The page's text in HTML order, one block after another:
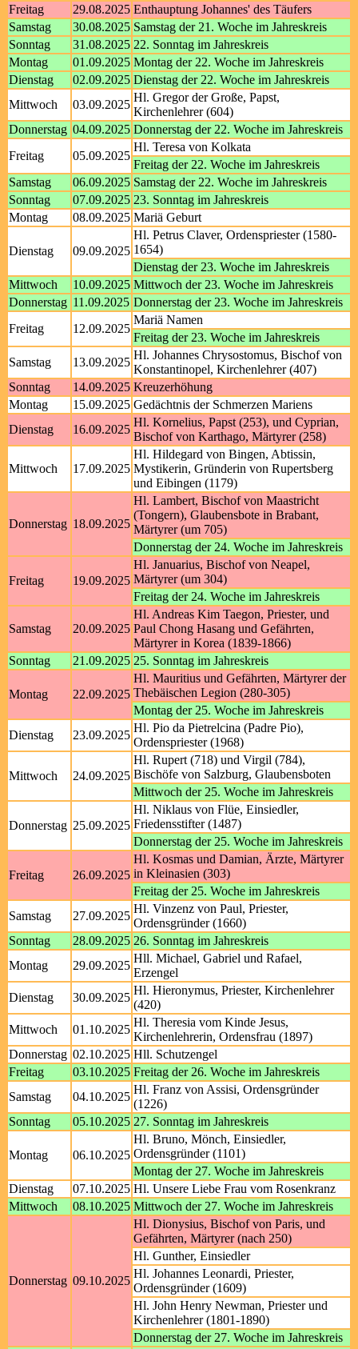
Freitag
29.08.2025 Enthauptung Johannes' des Täufers
Samstag
30.08.2025 Samstag der 21. Woche im Jahreskreis
Sonntag
31.08.2025 22. Sonntag im Jahreskreis
Montag
01.09.2025 Montag der 22. Woche im Jahreskreis
Dienstag
02.09.2025 Dienstag der 22. Woche im Jahreskreis
Mittwoch
03.09.2025
Hl. Gregor der Große, Papst,
Kirchenlehrer (604)
Donnerstag 04.09.2025 Donnerstag der 22. Woche im Jahreskreis
Freitag
05.09.2025
Hl. Teresa von Kolkata
Freitag der 22. Woche im Jahreskreis
Samstag
06.09.2025 Samstag der 22. Woche im Jahreskreis
Sonntag
07.09.2025 23. Sonntag im Jahreskreis
Montag
08.09.2025 Mariä Geburt
Dienstag 09.09.2025
Hl. Petrus Claver, Ordenspriester (1580-
1654)
Dienstag der 23. Woche im Jahreskreis
Mittwoch
10.09.2025 Mittwoch der 23. Woche im Jahreskreis
Donnerstag 11.09.2025 Donnerstag der 23. Woche im Jahreskreis
Freitag
12.09.2025
Mariä Namen
Freitag der 23. Woche im Jahreskreis
Samstag
13.09.2025
Hl. Johannes Chrysostomus, Bischof von
Konstantinopel, Kirchenlehrer (407)
Sonntag
14.09.2025 Kreuzerhöhung
Montag
15.09.2025 Gedächtnis der Schmerzen Mariens
Dienstag
16.09.2025
Hl. Kornelius, Papst (253), und Cyprian,
Bischof von Karthago, Märtyrer (258)
Mittwoch 17.09.2025
Hl. Hildegard von Bingen, Abtissin,
Mystikerin, Gründerin von Rupertsberg
und Eibingen (1179)
Donnerstag 18.09.2025
Hl. Lambert, Bischof von Maastricht
(Tongern), Glaubensbote in Brabant,
Märtyrer (um 705)
Donnerstag der 24. Woche im Jahreskreis
Freitag 19.09.2025
Hl. Januarius, Bischof von Neapel,
Märtyrer (um 304)
Freitag der 24. Woche im Jahreskreis
Samstag 20.09.2025
Hl. Andreas Kim Taegon, Priester, und
Paul Chong Hasang und Gefährten,
Märtyrer in Korea (1839-1866)
Sonntag
21.09.2025 25. Sonntag im Jahreskreis
Montag 22.09.2025
Hl. Mauritius und Gefährten, Märtyrer der
Thebäischen Legion (280-305)
Montag der 25. Woche im Jahreskreis
Dienstag
23.09.2025
Hl. Pio da Pietrelcina (Padre Pio),
Ordenspriester (1968)
Mittwoch 24.09.2025
Hl. Rupert (718) und Virgil (784),
Bischöfe von Salzburg, Glaubensboten
Mittwoch der 25. Woche im Jahreskreis
Donnerstag 25.09.2025
Hl. Niklaus von Flüe, Einsiedler,
Friedensstifter (1487)
Donnerstag der 25. Woche im Jahreskreis
Freitag 26.09.2025
Hl. Kosmas und Damian, Ärzte, Märtyrer
in Kleinasien (303)
Freitag der 25. Woche im Jahreskreis
Samstag
27.09.2025
Hl. Vinzenz von Paul, Priester,
Ordensgründer (1660)
Sonntag
28.09.2025 26. Sonntag im Jahreskreis
Montag
29.09.2025
Hll. Michael, Gabriel und Rafael,
Erzengel
Dienstag
30.09.2025
Hl. Hieronymus, Priester, Kirchenlehrer
(420)
Mittwoch
01.10.2025
Hl. Theresia vom Kinde Jesus,
Kirchenlehrerin, Ordensfrau (1897)
Donnerstag 02.10.2025 Hll. Schutzengel
Freitag
03.10.2025 Freitag der 26. Woche im Jahreskreis
Samstag
04.10.2025
Hl. Franz von Assisi, Ordensgründer
(1226)
Sonntag
05.10.2025 27. Sonntag im Jahreskreis
Montag 06.10.2025
Hl. Bruno, Mönch, Einsiedler,
Ordensgründer (1101)
Montag der 27. Woche im Jahreskreis
Dienstag
07.10.2025 Hl. Unsere Liebe Frau vom Rosenkranz
Mittwoch
08.10.2025 Mittwoch der 27. Woche im Jahreskreis
Donnerstag 09.10.2025
Hl. Dionysius, Bischof von Paris, und
Gefährten, Märtyrer (nach 250)
Hl. Gunther, Einsiedler
Hl. Johannes Leonardi, Priester,
Ordensgründer (1609)
Hl. John Henry Newman, Priester und
Kirchenlehrer (1801-1890)
Donnerstag der 27. Woche im Jahreskreis